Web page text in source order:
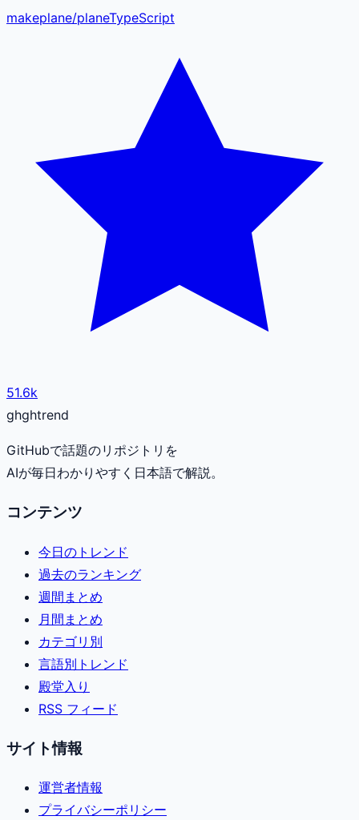
makeplane/planeTypeScript
51.6k
ghghtrend
GitHubで話題のリポジトリを
AIが毎日わかりやすく日本語で解説。
コンテンツ
今日のトレンド
過去のランキング
週間まとめ
月間まとめ
カテゴリ別
言語別トレンド
殿堂入り
RSS フィード
サイト情報
運営者情報
プライバシーポリシー